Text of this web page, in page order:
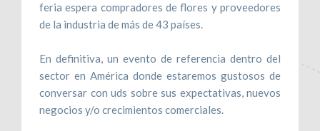
feria espera compradores de flores y proveedores
de la industria de más de 43 países.
En definitiva, un evento de referencia dentro del
sector en América donde estaremos gustosos de
conversar con uds sobre sus expectativas, nuevos
negocios y/o crecimientos comerciales.